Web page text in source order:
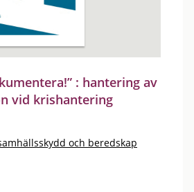
: hantering av
vid krishantering
och beredskap